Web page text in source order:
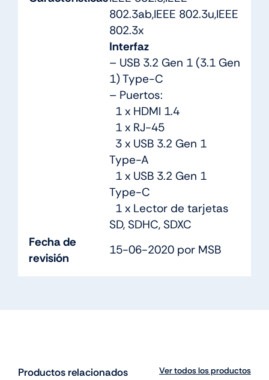
802.3ab,IEEE 802.3u,IEEE
802.3x
Interfaz
– USB 3.2 Gen 1 (3.1 Gen
1) Type-C
– Puertos:
1 x HDMI 1.4
1 x RJ-45
3 x USB 3.2 Gen 1
Type-A
1 x USB 3.2 Gen 1
Type-C
1 x Lector de tarjetas
SD, SDHC, SDXC
Fecha de
revisión
15-06-2020 por MSB
Productos relacionados Ver todos los productos